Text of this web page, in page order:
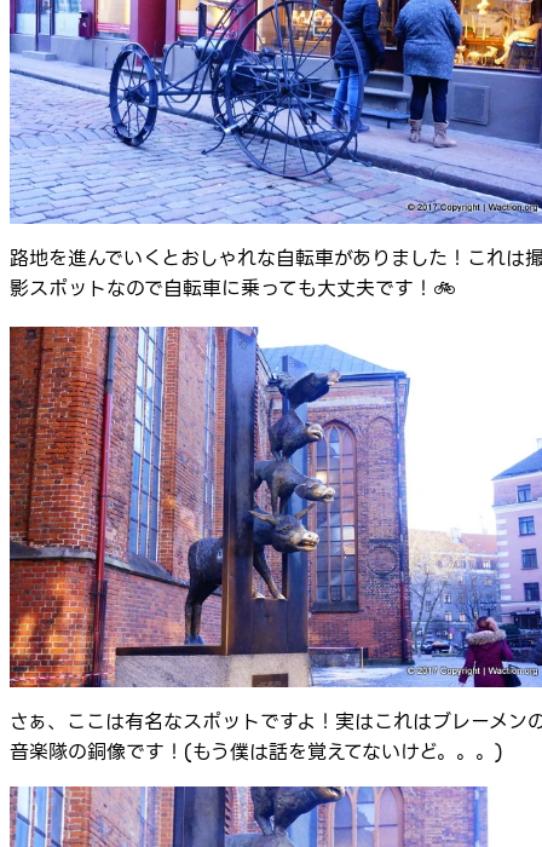
路地を進んでいくとおしゃれな自転車がありました！これは
影スポットなので自転車に乗っても大丈夫です！🚲
さぁ、ここは有名なスポットですよ！実はこれはブレーメン
音楽隊の銅像です！(もう僕は話を覚えてないけど。。。)